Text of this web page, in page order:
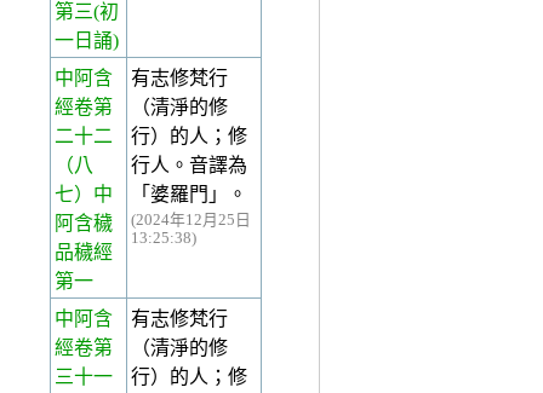
第三(初
一日誦)
中阿含
經卷第
二十二
（八
七）中
阿含穢
品穢經
第一
有志修梵行
（清淨的修
行）的人；修
行人。音譯為
「婆羅門」。
(2024年12月25日
13:25:38)
中阿含
經卷第
三十一
有志修梵行
（清淨的修
行）的人；修